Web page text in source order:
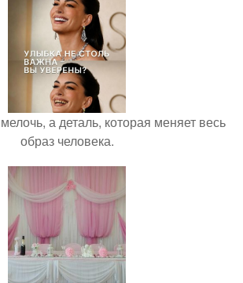
а деталь, которая меняет весь
образ человека.